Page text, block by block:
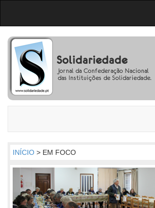
INÍCIO > EM FOCO